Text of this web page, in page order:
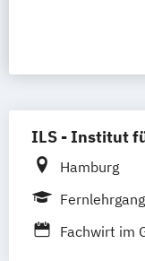
ILS - Institut
Hamburg
Fernlehrgang
Fachwirt im